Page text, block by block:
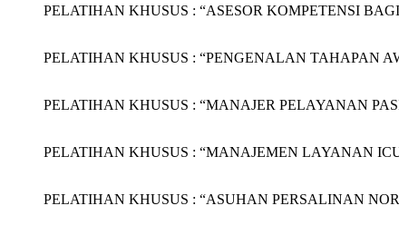
PELATIHAN KHUSUS : “ASESOR KOMPETENSI BAGI
PELATIHAN KHUSUS : “PENGENALAN TAHAPAN
PELATIHAN KHUSUS : “MANAJER PELAYANAN
PELATIHAN KHUSUS : “MANAJEMEN LAYANAN
PELATIHAN KHUSUS : “ASUHAN PERSALINAN